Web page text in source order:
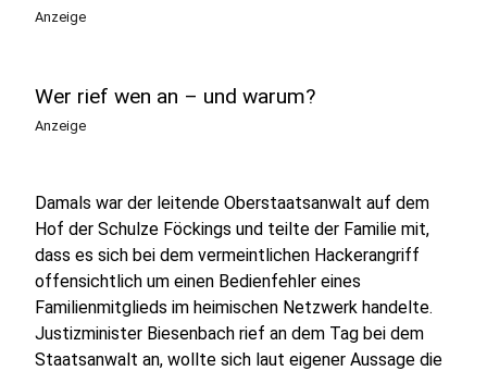
Anzeige
Wer rief wen an – und warum?
Anzeige
Damals war der leitende Oberstaatsanwalt auf dem
Hof der Schulze Föckings und teilte der Familie mit,
dass es sich bei dem vermeintlichen Hackerangriff
offensichtlich um einen Bedienfehler eines
Familienmitglieds im heimischen Netzwerk handelte.
Justizminister Biesenbach rief an dem Tag bei dem
Staatsanwalt an, wollte sich laut eigener Aussage die